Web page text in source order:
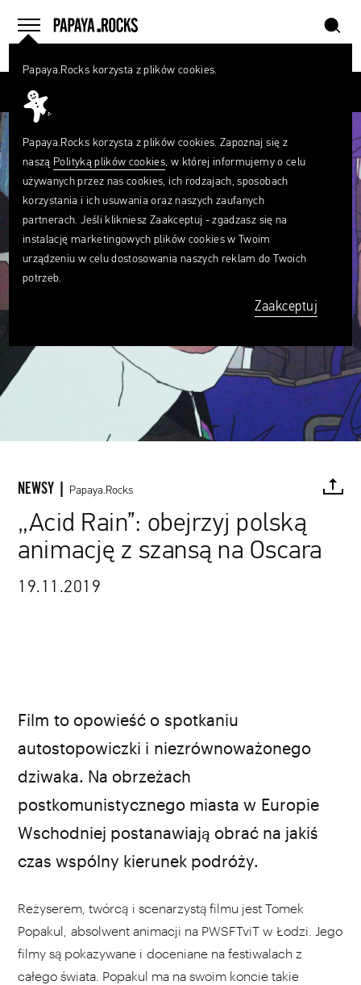
menu
home szukaj
NEWSY | Papaya.Rocks
„Acid Rain”: obejrzyj polską
animację z szansą na Oscara
19.11.2019
Film to opowieść o spotkaniu
autostopowiczki i niezrównoważonego
dziwaka. Na obrzeżach
postkomunistycznego miasta w Europie
Wschodniej postanawiają obrać na jakiś
czas wspólny kierunek podróży.
Reżyserem, twórcą i scenarzystą filmu jest Tomek
Popakul, absolwent animacji na PWSFTviT w Łodzi. Jego
filmy są pokazywane i doceniane na festiwalach z
całego świata. Popakul ma na swoim koncie takie
Papaya.Rocks korzysta z plików cookies.
Papaya.Rocks korzysta z plików cookies. Zapoznaj się z
naszą Polityką plików cookies, w której informujemy o celu
używanych przez nas cookies, ich rodzajach, sposobach
korzystania i ich usuwania oraz naszych zaufanych
partnerach. Jeśli klikniesz Zaakceptuj - zgadzasz się na
instalację marketingowych plików cookies w Twoim
urządzeniu w celu dostosowania naszych reklam do Twoich
potrzeb.
Zaakceptuj
Czego
szukasz?